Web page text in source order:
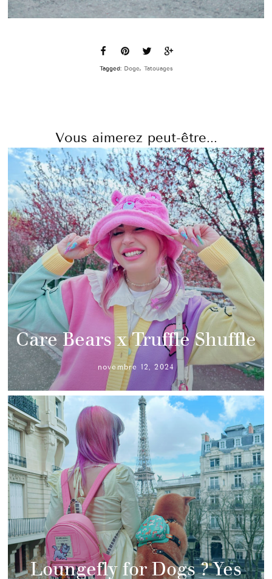
Tagged: Doge, Tatouages
Vous aimerez peut-être...
Care Bears x Truffle Shuffle
novembre 12, 2024
Loungefly for Dogs ? Yes